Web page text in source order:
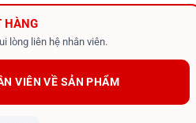
HÀNG
lòng liên hệ nhân viên.
VIÊN VỀ SẢN PHẨM